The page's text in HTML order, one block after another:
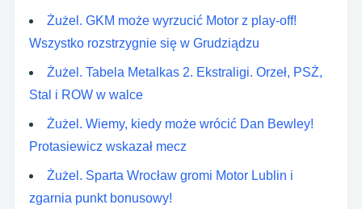
Żużel. GKM może wyrzucić Motor z play-off!
Wszystko rozstrzygnie się w Grudziądzu
Żużel. Tabela Metalkas 2. Ekstraligi. Orzeł, PSŻ,
Stal i ROW w walce
Żużel. Wiemy, kiedy może wrócić Dan Bewley!
Protasiewicz wskazał mecz
Żużel. Sparta Wrocław gromi Motor Lublin i
zgarnia punkt bonusowy!